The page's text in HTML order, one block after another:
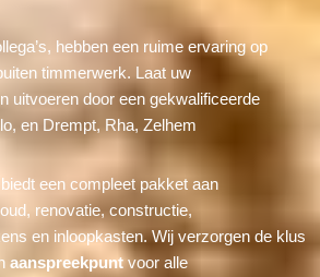
hebben een ruime ervaring op
timmerwerk. Laat uw
uitvoeren door een gekwalificeerde
en Drempt, Rha, Zelhem
een compleet pakket aan
renovatie, constructie,
en inloopkasten. Wij verzorgen de klus
aanspreekpuntvoor alle